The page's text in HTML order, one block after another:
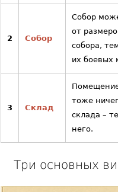
2 Собор
Собор
от
собора,
их боевых
3 Склад
тоже
склада –
него.
Три основных